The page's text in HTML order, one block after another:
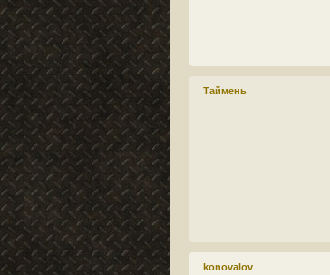
Таймень
konovalov